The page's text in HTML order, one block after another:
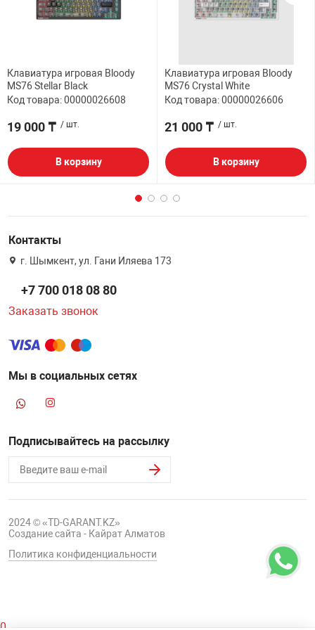
Клавиатура игровая Bloody
MS76 Stellar Black
Код товара: 00000026608
19 000 ₸ / шт.
В корзину
Клавиатура игровая Bloody
MS76 Crystal White
Код товара: 00000026606
21 000 ₸ / шт.
В корзину
Контакты
г. Шымкент, ул. Гани Иляева 173
+7 700 018 08 80
Заказать звонок
Мы в социальных сетях
Подписывайтесь на рассылку
2024 © «TD-GARANT.KZ»
Создание сайта - Кайрат Алматов
Политика конфиденциальности
0